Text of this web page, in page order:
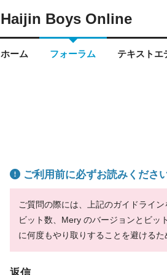
Haijin Boys Online
ホーム フォーラム テキストエ
ご利用前に必ずお読みくださ
ご質問の際には、上記のガイドライ
ビット数、Mery のバージョンとビッ
に何度もやり取りすることを避ける